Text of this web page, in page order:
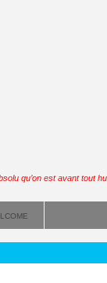
qu’on est avant tout